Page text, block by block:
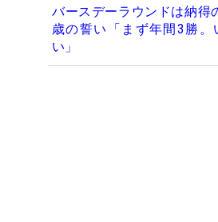
バースデーラウンドは納得
歳の誓い「まず年間3勝。
い」